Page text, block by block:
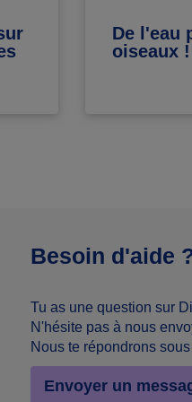
De l'eau
oiseaux !
Besoin d'aide
Tu as une question sur
N'hésite pas à nous
Nous te répondrons
Envoyer un